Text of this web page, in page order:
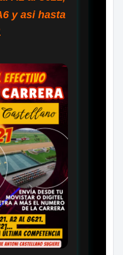
y asi hasta